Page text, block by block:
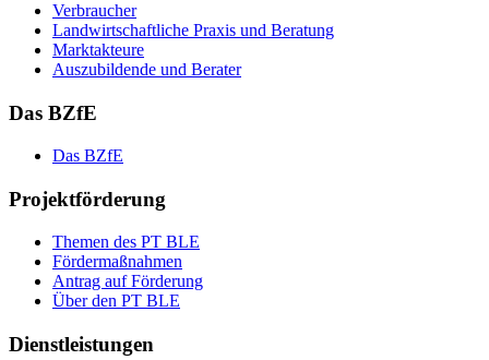
Ver­brau­cher
Land­wirtschaft­liche Pra­xis und Be­ra­tung
Mark­tak­teu­re
Aus­zu­bil­den­de und Be­ra­ter
Das BZfE
Das BZ­fE
Projektförderung
The­men des PT BLE
För­der­maß­nah­men
An­trag auf För­de­rung
Über den PT BLE
Dienstleistungen